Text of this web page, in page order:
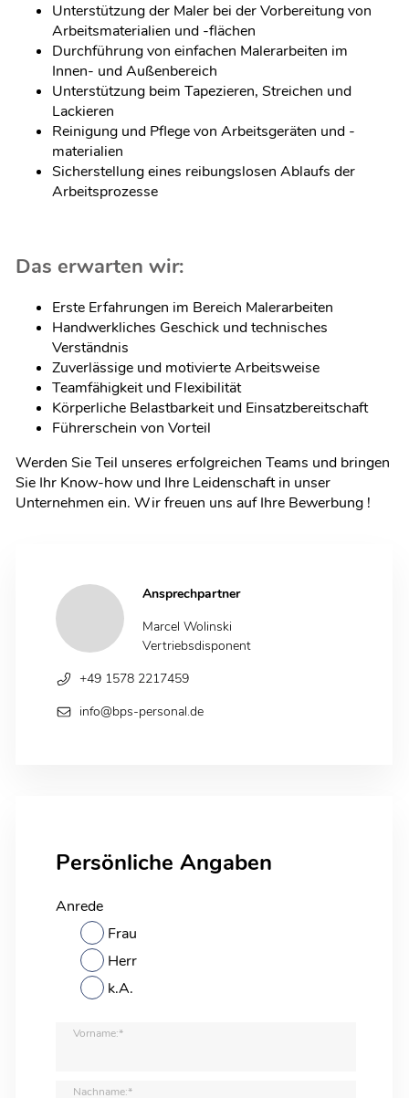
Ansprechpartner
Marcel Wolinski
Vertriebsdisponent
+49 1578 2217459
info@bps-personal.de
Persönliche Angaben
Anrede
Frau
Herr
k.A.
Vorname:*
Nachname:*
Unterstützung der Maler bei der Vorbereitung von
Arbeitsmaterialien und -flächen
Durchführung von einfachen Malerarbeiten im
Innen- und Außenbereich
Unterstützung beim Tapezieren, Streichen und
Lackieren
Reinigung und Pflege von Arbeitsgeräten und -
materialien
Sicherstellung eines reibungslosen Ablaufs der
Arbeitsprozesse
Das erwarten wir:
Erste Erfahrungen im Bereich Malerarbeiten
Handwerkliches Geschick und technisches
Verständnis
Zuverlässige und motivierte Arbeitsweise
Teamfähigkeit und Flexibilität
Körperliche Belastbarkeit und Einsatzbereitschaft
Führerschein von Vorteil
Werden Sie Teil unseres erfolgreichen Teams und bringen
Sie Ihr Know-how und Ihre Leidenschaft in unser
Unternehmen ein. Wir freuen uns auf Ihre Bewerbung !